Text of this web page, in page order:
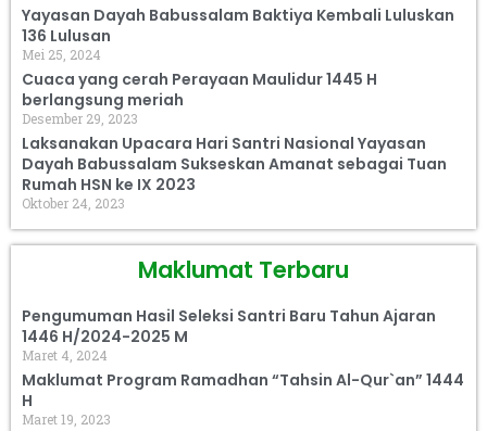
Yayasan Dayah Babussalam Baktiya Kembali Luluskan
136 Lulusan
Mei 25, 2024
Cuaca yang cerah Perayaan Maulidur 1445 H
berlangsung meriah
Desember 29, 2023
Laksanakan Upacara Hari Santri Nasional Yayasan
Dayah Babussalam Sukseskan Amanat sebagai Tuan
Rumah HSN ke IX 2023
Oktober 24, 2023
Maklumat Terbaru
Pengumuman Hasil Seleksi Santri Baru Tahun Ajaran
1446 H/2024-2025 M
Maret 4, 2024
Maklumat Program Ramadhan “Tahsin Al-Qur`an” 1444
H
Maret 19, 2023